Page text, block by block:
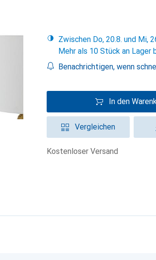
Zwischen Do, 20.8. und Mi,
Mehr als 10 Stück an Lager
Benachrichtigen, wenn
In den
Vergleichen
kostenloser Versand